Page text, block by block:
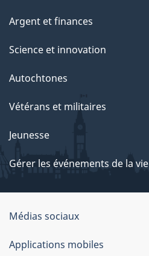
Argent et finances
Science et innovation
Autochtones
Vétérans et militaires
Jeunesse
Gérer les événements de la vie
Organisation
du
Médias sociaux
Applications mobiles